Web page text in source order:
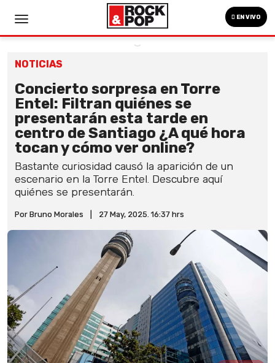
EN VIVO
NOTICIAS
Concierto sorpresa en Torre
Entel: Filtran quiénes se
presentarán esta tarde en
centro de Santiago ¿A qué hora
tocan y cómo ver online?
Bastante curiosidad causó la aparición de un
escenario en la Torre Entel. Descubre aquí
quiénes se presentarán.
Por Bruno Morales 27 May, 2025. 16:37 hrs